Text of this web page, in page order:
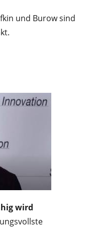
und Burow sind
wird